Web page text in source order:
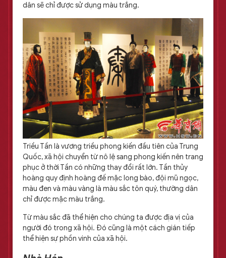
dân sẽ chỉ được sử dụng màu trắng.
Triều Tần là vương triều phong kiến đầu tiên của Trung
Quốc, xã hội chuyển từ nô lệ sang phong kiến nên trang
phục ở thời Tần có những thay đổi rất lớn. Tần thủy
hoàng quy định hoàng đế mặc long bào, đội mũ ngọc,
màu đen và màu vàng là màu sắc tôn quý, thường dân
chỉ được mặc màu trắng.
Từ màu sắc đã thể hiện cho chúng ta được địa vị của
người đó trong xã hội. Đó cũng là một cách gián tiếp
thể hiện sự phồn vinh của xã hội.